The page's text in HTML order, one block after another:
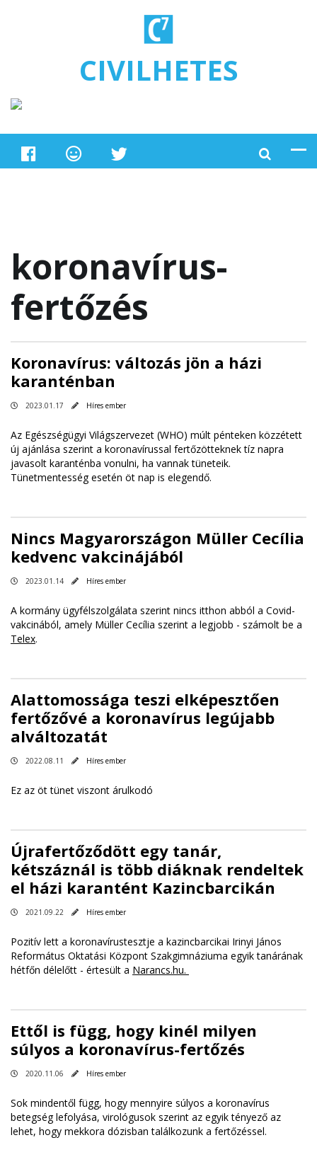
CIVILHETES
koronavírus-
fertőzés
Koronavírus: változás jön a házi
karanténban
2023.01.17 Híres ember
Az Egészségügyi Világszervezet (WHO) múlt pénteken közzétett
új ajánlása szerint a koronavírussal fertőzötteknek tíz napra
javasolt karanténba vonulni, ha vannak tüneteik.
Tünetmentesség esetén öt nap is elegendő.
Nincs Magyarországon Müller Cecília
kedvenc vakcinájából
2023.01.14 Híres ember
A kormány ügyfélszolgálata szerint nincs itthon abból a Covid-
vakcinából, amely Müller Cecília szerint a legjobb - számolt be a
Telex.
Alattomossága teszi elképesztően
fertőzővé a koronavírus legújabb
alváltozatát
2022.08.11 Híres ember
Ez az öt tünet viszont árulkodó
Újrafertőződött egy tanár,
kétszáznál is több diáknak rendeltek
el házi karantént Kazincbarcikán
2021.09.22 Híres ember
Pozitív lett a koronavírustesztje a kazincbarcikai Irinyi János
Református Oktatási Központ Szakgimnáziuma egyik tanárának
hétfőn délelőtt - értesült a Narancs.hu.
Ettől is függ, hogy kinél milyen
súlyos a koronavírus-fertőzés
2020.11.06 Híres ember
Sok mindentől függ, hogy mennyire súlyos a koronavírus
betegség lefolyása, virológusok szerint az egyik tényező az
lehet, hogy mekkora dózisban találkozunk a fertőzéssel.